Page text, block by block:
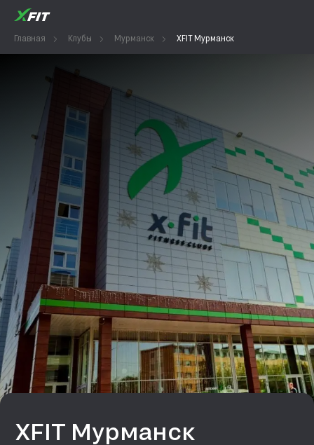
Главная Клубы Мурманск XFIT Мурманск
XFIT Мурманск